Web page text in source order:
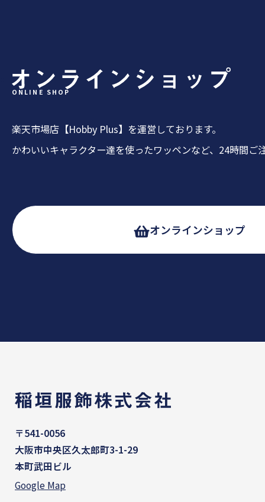
ONLINE SHOP
楽天市場店【Hobby Plus】を運営しております。
かわいいキャラクター達を使ったワッペンなど、24時間ご
オンラインショップ
〒541-0056
大阪市中央区久太郎町3-1-29
本町武田ビル
Google Map